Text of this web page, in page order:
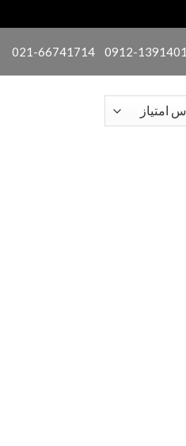
0912-1391401
021-66741714